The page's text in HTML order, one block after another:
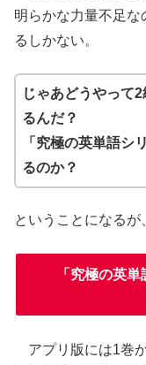
明らかな力量不足
るしかない。
じゃあどうやって
るんだ？
「究極の英単語シ
るのか？
ということになるが
「究極の英
アプリ版には1巻